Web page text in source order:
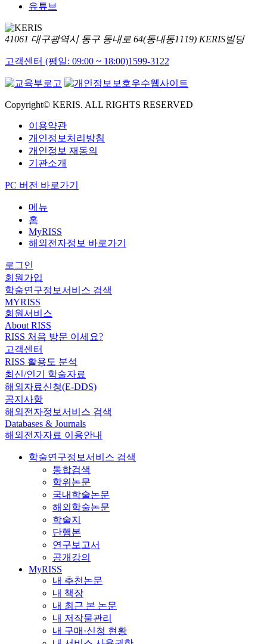
유튜브
41061 대구광역시 동구 동내로 64(동내동1119) KERIS빌딩
고객센터 (평일: 09:00 ~ 18:00)1599-3122
Copyright© KERIS. ALL RIGHTS RESERVED
이용약관
개인정보처리방침
개인정보 재동의
기관소개
PC 버전 바로가기
메뉴
홈
MyRISS
해외전자정보 바로가기
로그인
회원가입
학술연구정보서비스 검색
MYRISS
회원서비스
About RISS
RISS 처음 방문 이세요?
고객센터
RISS 활용도 분석
최신/인기 학술자료
해외자료신청(E-DDS)
공지사항
해외전자정보서비스 검색
Databases & Journals
해외전자자료 이용안내
학술연구정보서비스 검색
통합검색
학위논문
국내학술논문
해외학술논문
학술지
단행본
연구보고서
공개강의
MyRISS
내 추천논문
내 책장
내 최근 본 논문
내 저작물관리
내 구매·신청 현황